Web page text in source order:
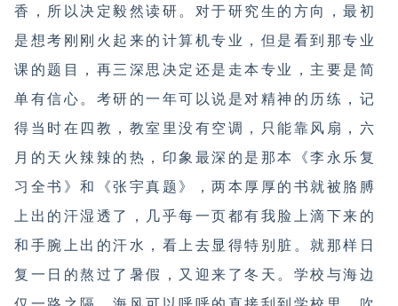
香，所以决定毅然读研。对于研究生的方向，最初
是想考刚刚火起来的计算机专业，但是看到那专业
课的题目，再三深思决定还是走本专业，主要是简
单有信心。考研的一年可以说是对精神的历练，记
得当时在四教，教室里没有空调，只能靠风扇，六
月的天火辣辣的热，印象最深的是那本《李永乐复
习全书》和《张宇真题》，两本厚厚的书就被胳膊
上出的汗湿透了，几乎每一页都有我脸上滴下来的
和手腕上出的汗水，看上去显得特别脏。就那样日
复一日的熬过了暑假，又迎来了冬天。学校与海边